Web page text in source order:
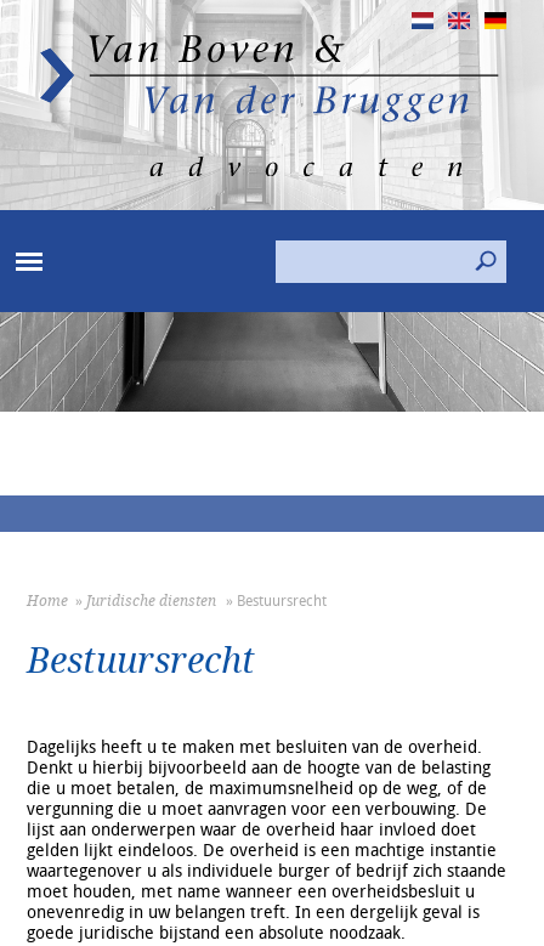
Search form
Home » Juridische diensten » Bestuursrecht
Bestuursrecht
Dagelijks heeft u te maken met besluiten van de overheid.
Denkt u hierbij bijvoorbeeld aan de hoogte van de belasting
die u moet betalen, de maximumsnelheid op de weg, of de
vergunning die u moet aanvragen voor een verbouwing. De
lijst aan onderwerpen waar de overheid haar invloed doet
gelden lijkt eindeloos. De overheid is een machtige instantie
waartegenover u als individuele burger of bedrijf zich staande
moet houden, met name wanneer een overheidsbesluit u
onevenredig in uw belangen treft. In een dergelijk geval is
goede juridische bijstand een absolute noodzaak.